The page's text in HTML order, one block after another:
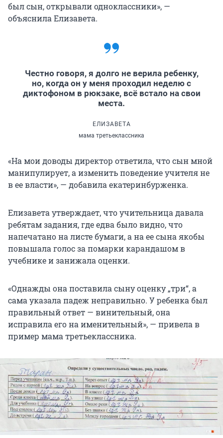
был сын, открывали одноклассники», —
объяснила Елизавета.
Честно говоря, я долго не верила ребенку,
но, когда он у меня проходил неделю с
диктофоном в рюкзаке, всё встало на свои
места.
ЕЛИЗАВЕТА
мама третьеклассника
«На мои доводы директор ответила, что сын мной
манипулирует, а изменить поведение учителя не
в ее власти», — добавила екатеринбурженка.
Елизавета утверждает, что учительница давала
ребятам задания, где едва было видно, что
напечатано на листе бумаги, а на ее сына якобы
повышала голос за помарки карандашом в
учебнике и занижала оценки.
«Однажды она поставила сыну оценку „три“, а
сама указала падеж неправильно. У ребенка был
правильный ответ — винительный, она
исправила его на именительный», — привела в
пример мама третьеклассника.